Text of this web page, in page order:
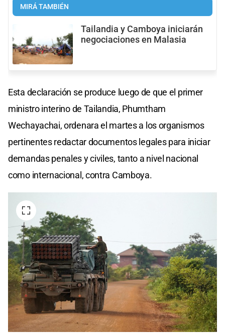
MIRÁ TAMBIÉN
Tailandia y Camboya iniciarán
negociaciones en Malasia
Esta declaración se produce luego de que el primer
ministro interino de Tailandia, Phumtham
Wechayachai, ordenara el martes a los organismos
pertinentes redactar documentos legales para iniciar
demandas penales y civiles, tanto a nivel nacional
como internacional, contra Camboya.